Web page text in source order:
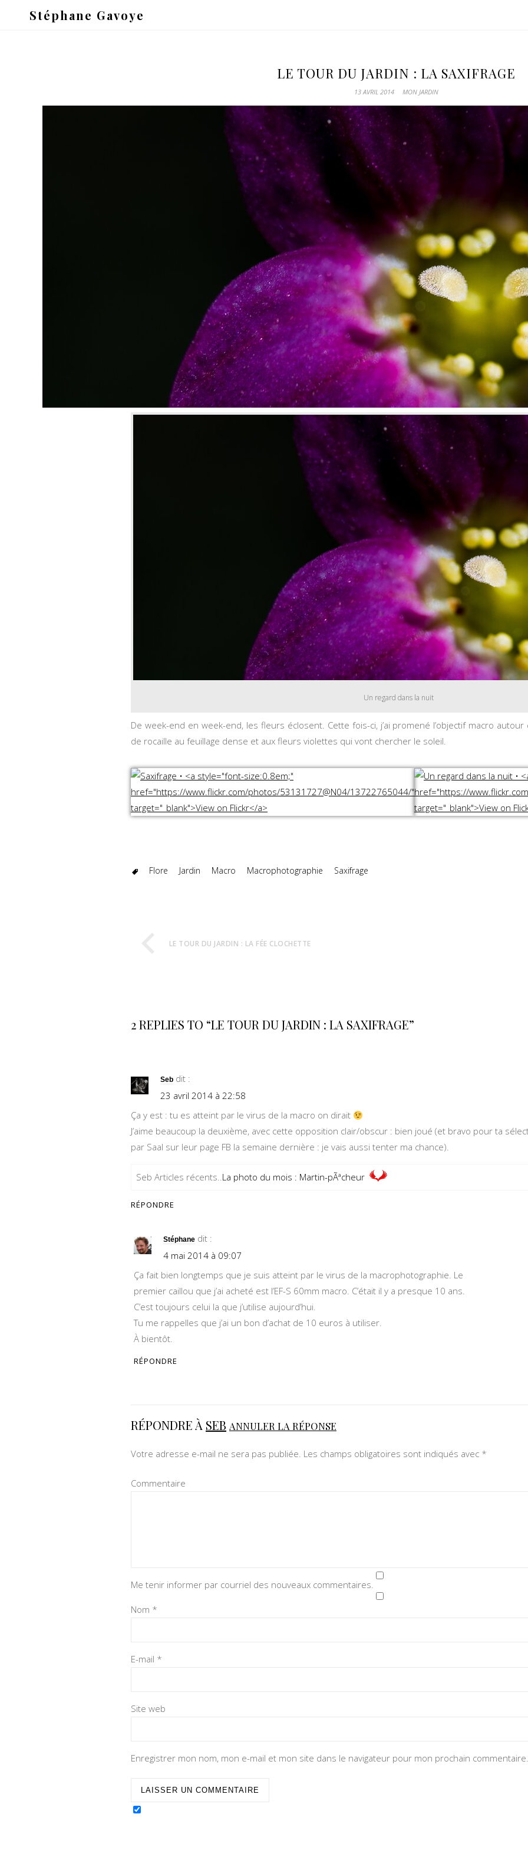
Stéphane Gavoye
LE TOUR DU JARDIN : LA SAXIFRAGE
13 AVRIL 2014 MON JARDIN
Un regard dans la nuit
De week-end en week-end, les fleurs éclosent. Cette fois-ci, j’ai promené l’objectif macro
de rocaille au feuillage dense et aux fleurs violettes qui vont chercher le soleil.
Flore Jardin Macro Macrophotographie Saxifrage
LE TOUR DU JARDIN : LA FÉE CLOCHETTE
2 REPLIES TO “LE TOUR DU JARDIN : LA SAXIFRAGE”
Seb dit :
23 avril 2014 à 22:58
Ça y est : tu es atteint par le virus de la macro on dirait
J’aime beaucoup la deuxième, avec cette opposition clair/obscur : bien joué (et bravo pour ta
par Saal sur leur page FB la semaine dernière : je vais aussi tenter ma chance).
Seb Articles récents..La photo du mois : Martin-pÃªcheur
RÉPONDRE
Stéphane dit :
4 mai 2014 à 09:07
Ça fait bien longtemps que je suis atteint par le virus de la macrophotographie. Le
premier caillou que j’ai acheté est l’EF-S 60mm macro. C’était il y a presque 10 ans.
C’est toujours celui la que j’utilise aujourd’hui.
Tu me rappelles que j’ai un bon d’achat de 10 euros à utiliser.
À bientôt.
RÉPONDRE
RÉPONDRE À SEB ANNULER LA RÉPONSE
Votre adresse e-mail ne sera pas publiée. Les champs obligatoires sont indiqués avec *
Commentaire
Me tenir informer par courriel des nouveaux commentaires.
Nom *
E-mail *
Site web
Enregistrer mon nom, mon e-mail et mon site dans le navigateur pour mon prochain commentaire.